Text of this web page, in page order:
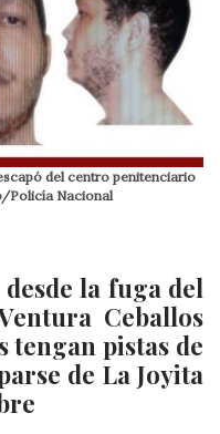
del centro penitenciario
Policía Nacional
la fuga del
Ceballos
tengan pistas de
de La Joyita